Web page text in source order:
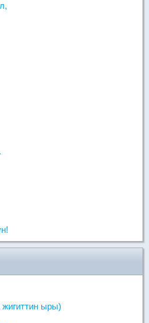
ыры)